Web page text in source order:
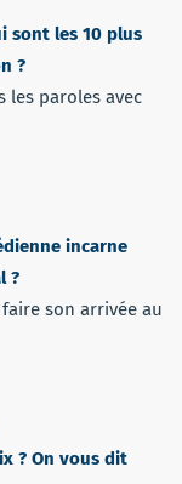
sont les 10 plus
?
les paroles avec
incarne
?
son arrivée au
? On vous dit